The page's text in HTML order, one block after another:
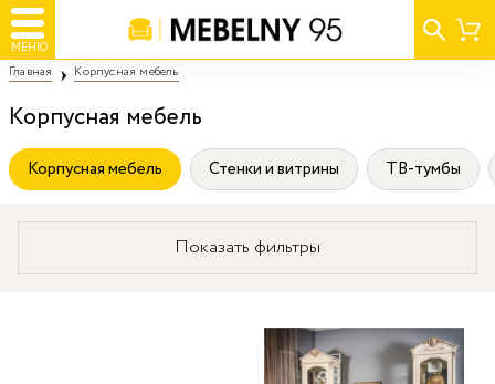
МЕНЮ
Главная Корпусная мебель
Корпусная мебель
Корпусная мебель Стенки и витрины ТВ-тумбы
Показать фильтры